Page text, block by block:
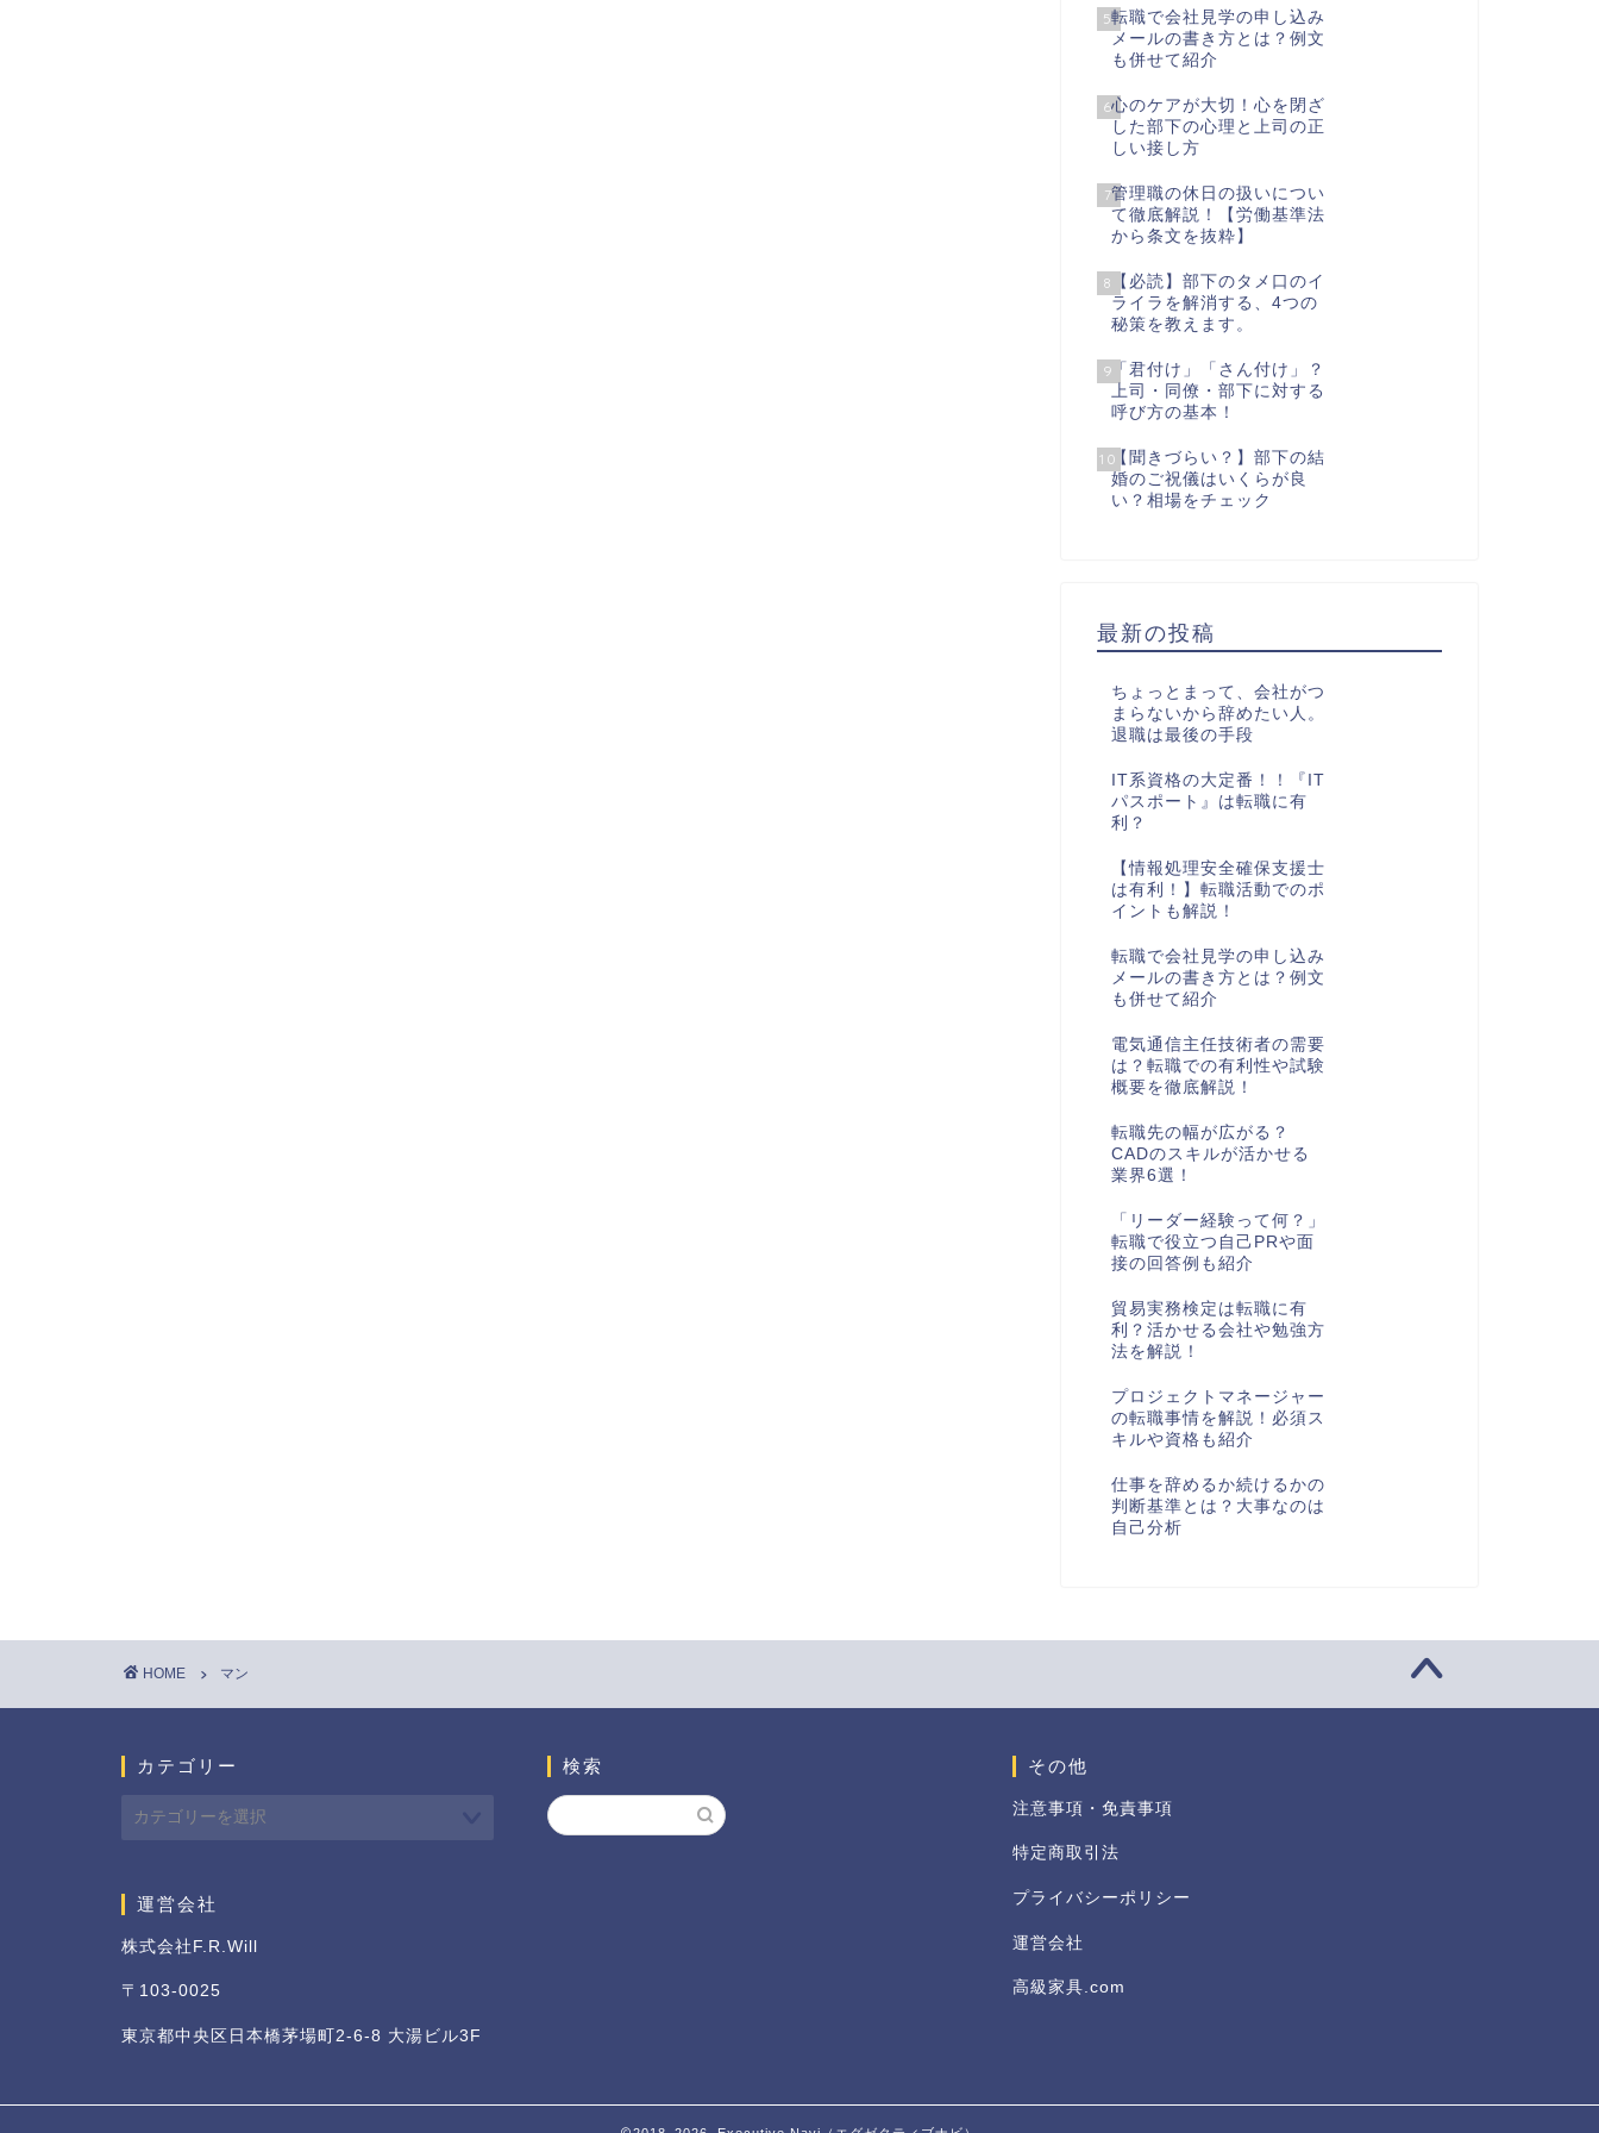
5転職で会社見学の申し込み
メールの書き方とは？例文
も併せて紹介
6心のケアが大切！心を閉ざ
した部下の心理と上司の正
しい接し方
7管理職の休日の扱いについ
て徹底解説！【労働基準法
から条文を抜粋】
8 【必読】部下のタメ口のイ
ライラを解消する、4つの
秘策を教えます。
9「君付け」「さん付け」？
上司・同僚・部下に対する
呼び方の基本！
10【聞きづらい？】部下の結
婚のご祝儀はいくらが良
い？相場をチェック
最新の投稿
ちょっとまって、会社がつ
まらないから辞めたい人。
退職は最後の手段
IT系資格の大定番！！『IT
パスポート』は転職に有
利？
【情報処理安全確保支援士
は有利！】転職活動でのポ
イントも解説！
転職で会社見学の申し込み
メールの書き方とは？例文
も併せて紹介
電気通信主任技術者の需要
は？転職での有利性や試験
概要を徹底解説！
転職先の幅が広がる？
CADのスキルが活かせる
業界6選！
「リーダー経験って何？」
転職で役立つ自己PRや面
接の回答例も紹介
貿易実務検定は転職に有
利？活かせる会社や勉強方
法を解説！
プロジェクトマネージャー
の転職事情を解説！必須ス
キルや資格も紹介
仕事を辞めるか続けるかの
判断基準とは？大事なのは
自己分析
HOME マン
カテゴリー
運営会社
株式会社F.R.Will
〒103-0025
東京都中央区日本橋茅場町2-6-8 大湯ビル3F
検索 その他
注意事項・免責事項
特定商取引法
プライバシーポリシー
運営会社
高級家具.com